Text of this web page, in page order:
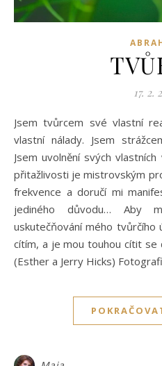
17. 2.
Jsem tvůrcem své vlastní reality. Jsem kouzelníkem své
vlastní nálady. Jsem
Jsem uvolnění svých
přitažlivosti je mistrovským
frekvence a doručí mi
jediného důvodu… Aby
uskutečňování mého tvůrčího
cítím, a je mou touhou cítit se
(Esther a Jerry Hicks)